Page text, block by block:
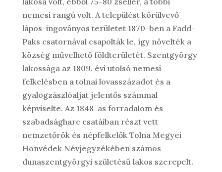
nemesi rangú volt. A települést körülvevő
lápos-ingoványos területet 1870-ben a Fadd-
Paks csatornával csapolták le, így növelték a
község művelhető földterületét. Szentgyörgy
lakossága az 1809. évi utolsó nemesi
felkelésben a tolnai lovasszázadot és a
gyalogzászlóaljat jelentős számmal
képviselte. Az 1848-as forradalom és
szabadságharc csatáiban részt vett
nemzetőrök és népfelkelők Tolna Megyei
Honvédek Névjegyzékében számos
dunaszentgyörgyi születésű lakos szerepelt.